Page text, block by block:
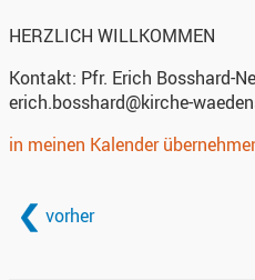
HERZLICH WILLKOMMEN
Kontakt: Pfr. Erich Bosshard-
erich.bosshard@kirche-
in meinen Kalender
vorher